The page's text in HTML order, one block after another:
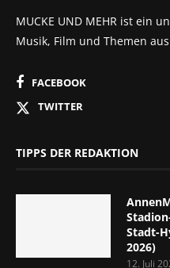
MUCKE UND MEHR ist ein
Musik, Film und Themen
FACEBOOK
TWITTER
TIPPS DER REDAKTION
Stadt-
2026)
12. Juli